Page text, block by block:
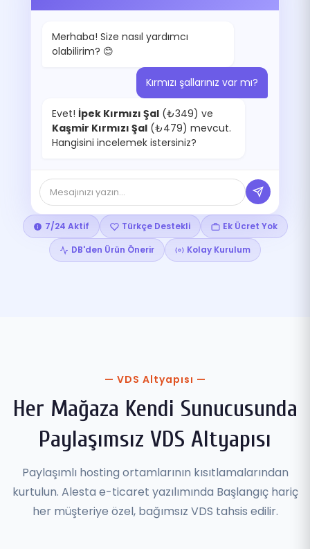
Merhaba! Size nasıl yardımcı
olabilirim? 😊
Kırmızı şallarınız var mı?
Evet! İpek Kırmızı Şal (₺349) ve
Kaşmir Kırmızı Şal (₺479) mevcut.
Hangisini incelemek istersiniz?
Mesajınızı yazın...
7/24 Aktif Türkçe Destekli
Ek Ücret Yok
DB'den Ürün Önerir
Kolay Kurulum
— VDS Altyapısı —
Her Mağaza Kendi Sunucusunda
Paylaşımsız VDS Altyapısı
Paylaşımlı hosting ortamlarının kısıtlamalarından
kurtulun. Alesta e-ticaret yazılımında Başlangıç hariç
her müşteriye özel, bağımsız VDS tahsis edilir.